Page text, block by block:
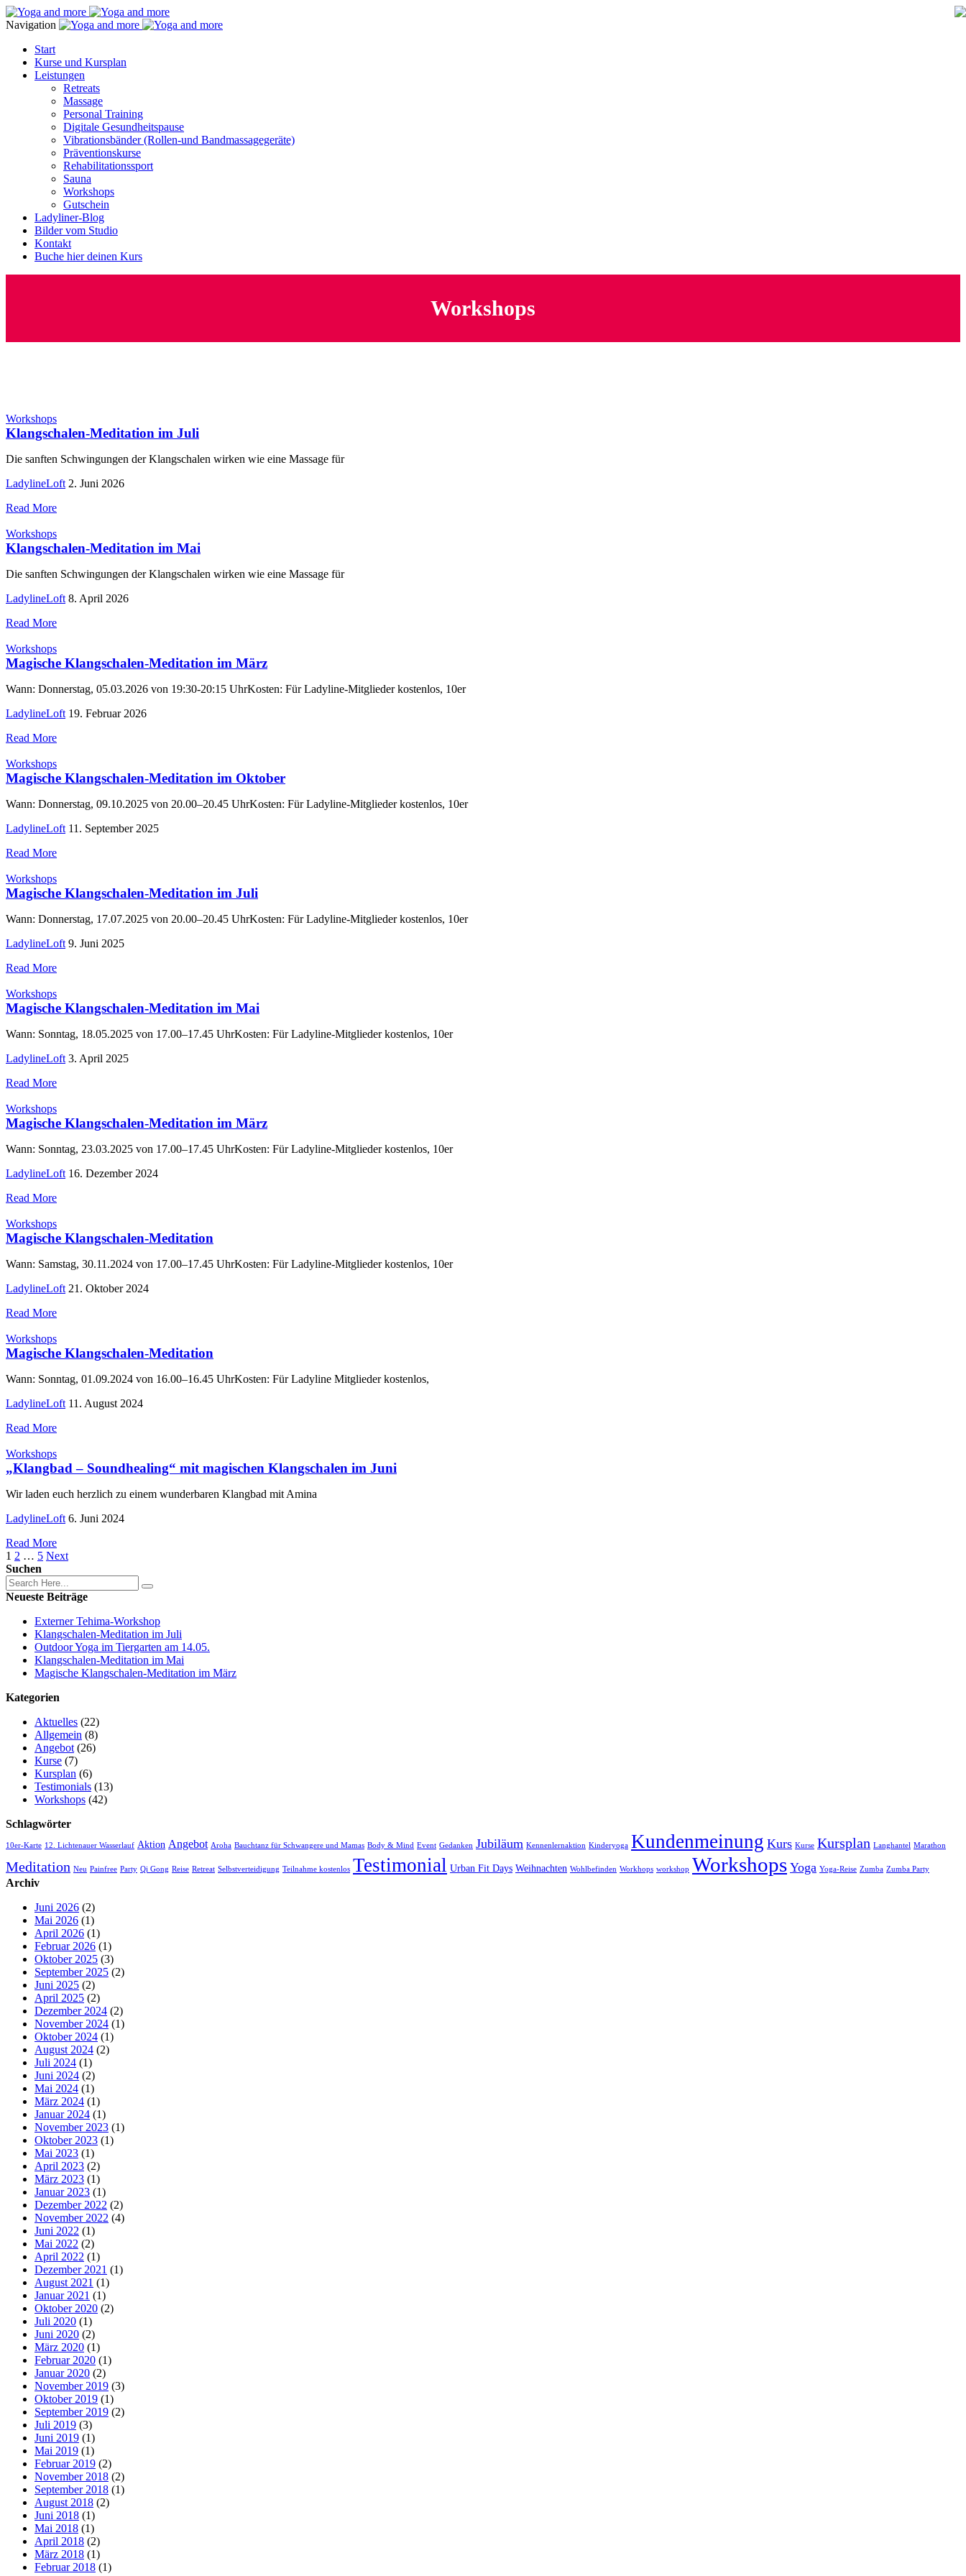
Navigation
Start
Kurse und Kursplan
Leistungen
Retreats
Massage
Personal Training
Digitale Gesundheitspause
Vibrationsbänder (Rollen-und Bandmassagegeräte)
Präventionskurse
Rehabilitationssport
Sauna
Workshops
Gutschein
Ladyliner-Blog
Bilder vom Studio
Kontakt
Buche hier deinen Kurs
Workshops
Workshops
Klangschalen-Meditation im Juli
Die sanften Schwingungen der Klangschalen wirken wie eine Massage für
LadylineLoft 2. Juni 2026
Read More
Workshops
Klangschalen-Meditation im Mai
Die sanften Schwingungen der Klangschalen wirken wie eine Massage für
LadylineLoft 8. April 2026
Read More
Workshops
Magische Klangschalen-Meditation im März
Wann: Donnerstag, 05.03.2026 von 19:30-20:15 UhrKosten: Für Ladyline-Mitglieder kostenlos, 10er
LadylineLoft 19. Februar 2026
Read More
Workshops
Magische Klangschalen-Meditation im Oktober
Wann: Donnerstag, 09.10.2025 von 20.00–20.45 UhrKosten: Für Ladyline-Mitglieder kostenlos, 10er
LadylineLoft 11. September 2025
Read More
Workshops
Magische Klangschalen-Meditation im Juli
Wann: Donnerstag, 17.07.2025 von 20.00–20.45 UhrKosten: Für Ladyline-Mitglieder kostenlos, 10er
LadylineLoft 9. Juni 2025
Read More
Workshops
Magische Klangschalen-Meditation im Mai
Wann: Sonntag, 18.05.2025 von 17.00–17.45 UhrKosten: Für Ladyline-Mitglieder kostenlos, 10er
LadylineLoft 3. April 2025
Read More
Workshops
Magische Klangschalen-Meditation im März
Wann: Sonntag, 23.03.2025 von 17.00–17.45 UhrKosten: Für Ladyline-Mitglieder kostenlos, 10er
LadylineLoft 16. Dezember 2024
Read More
Workshops
Magische Klangschalen-Meditation
Wann: Samstag, 30.11.2024 von 17.00–17.45 UhrKosten: Für Ladyline-Mitglieder kostenlos, 10er
LadylineLoft 21. Oktober 2024
Read More
Workshops
Magische Klangschalen-Meditation
Wann: Sonntag, 01.09.2024 von 16.00–16.45 UhrKosten: Für Ladyline Mitglieder kostenlos,
LadylineLoft 11. August 2024
Read More
Workshops
„Klangbad – Soundhealing“ mit magischen Klangschalen im Juni
Wir laden euch herzlich zu einem wunderbaren Klangbad mit Amina
LadylineLoft 6. Juni 2024
Read More
1 2 … 5 Next
Suchen
Neueste Beiträge
Externer Tehima-Workshop
Klangschalen-Meditation im Juli
Outdoor Yoga im Tiergarten am 14.05.
Klangschalen-Meditation im Mai
Magische Klangschalen-Meditation im März
Kategorien
Aktuelles (22)
Allgemein (8)
Angebot (26)
Kurse (7)
Kursplan (6)
Testimonials (13)
Workshops (42)
Schlagwörter
10er-Karte 12. Lichtenauer Wasserlauf Aktion Angebot Aroha Bauchtanz für Schwangere und Mamas Body & Mind Event Gedanken Jubiläum Kennenlernaktion Kinderyoga Kundenmeinung Kurs Kurse Kursplan Langhantel Marathon
Meditation Neu Painfree Party Qi Gong Reise Retreat Selbstverteidigung Teilnahme kostenlos Testimonial Urban Fit Days Weihnachten Wohlbefinden Workhops workshop Workshops Yoga Yoga-Reise Zumba Zumba Party
Archiv
Juni 2026 (2)
Mai 2026 (1)
April 2026 (1)
Februar 2026 (1)
Oktober 2025 (3)
September 2025 (2)
Juni 2025 (2)
April 2025 (2)
Dezember 2024 (2)
November 2024 (1)
Oktober 2024 (1)
August 2024 (2)
Juli 2024 (1)
Juni 2024 (2)
Mai 2024 (1)
März 2024 (1)
Januar 2024 (1)
November 2023 (1)
Oktober 2023 (1)
Mai 2023 (1)
April 2023 (2)
März 2023 (1)
Januar 2023 (1)
Dezember 2022 (2)
November 2022 (4)
Juni 2022 (1)
Mai 2022 (2)
April 2022 (1)
Dezember 2021 (1)
August 2021 (1)
Januar 2021 (1)
Oktober 2020 (2)
Juli 2020 (1)
Juni 2020 (2)
März 2020 (1)
Februar 2020 (1)
Januar 2020 (2)
November 2019 (3)
Oktober 2019 (1)
September 2019 (2)
Juli 2019 (3)
Juni 2019 (1)
Mai 2019 (1)
Februar 2019 (2)
November 2018 (2)
September 2018 (1)
August 2018 (2)
Juni 2018 (1)
Mai 2018 (1)
April 2018 (2)
März 2018 (1)
Februar 2018 (1)